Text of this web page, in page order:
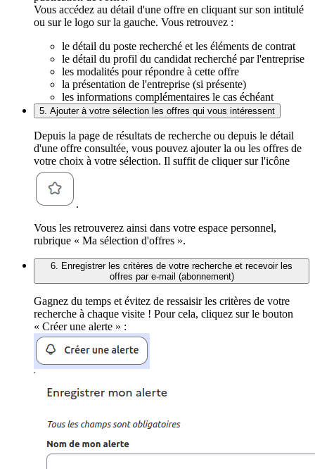
Vous accédez au détail d'une offre en cliquant sur son intitulé
ou sur le logo sur la gauche. Vous retrouvez :
le détail du poste recherché et les éléments de contrat
le détail du profil du candidat recherché par l'entreprise
les modalités pour répondre à cette offre
la présentation de l'entreprise (si présente)
les informations complémentaires le cas échéant
5. Ajouter à votre sélection les offres qui vous intéressent
Depuis la page de résultats de recherche ou depuis le détail
d'une offre consultée, vous pouvez ajouter la ou les offres de
votre choix à votre sélection. Il suffit de cliquer sur l'icône
.
Vous les retrouverez ainsi dans votre espace personnel,
rubrique « Ma sélection d'offres ».
6. Enregistrer les critères de votre recherche et recevoir les
offres par e-mail (abonnement)
Gagnez du temps et évitez de ressaisir les critères de votre
recherche à chaque visite ! Pour cela, cliquez sur le bouton
« Créer une alerte » :